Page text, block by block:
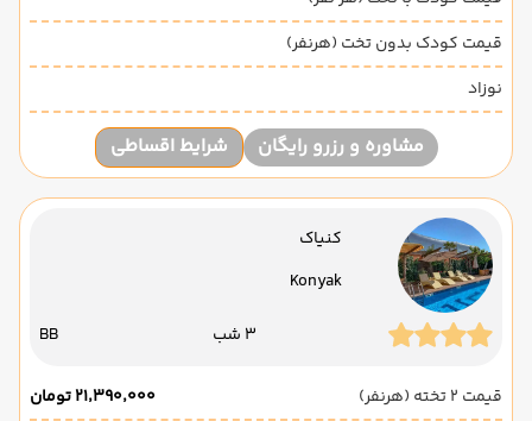
قیمت کودک بدون تخت (هرنفر)
نوزاد
مشاوره و رزرو رایگان شرایط اقساطی
کنیاک
Konyak
3 شب BB
قیمت 2 تخته (هرنفر)
۲۱٬۳۹۰٬۰۰۰ تومان